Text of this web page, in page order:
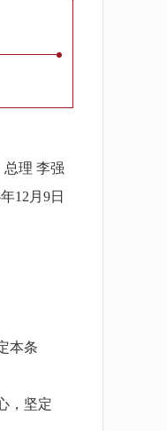
总理 李强
12月9日
本条
，坚定